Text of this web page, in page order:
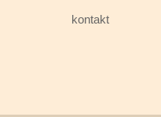
kontakt